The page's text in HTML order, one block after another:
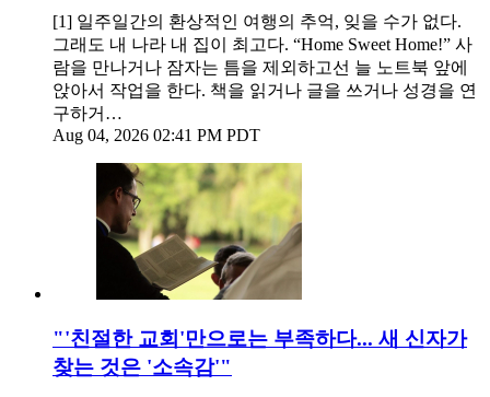
[1] 일주일간의 환상적인 여행의 추억, 잊을 수가 없다.
그래도 내 나라 내 집이 최고다. “Home Sweet Home!” 사
람을 만나거나 잠자는 틈을 제외하고선 늘 노트북 앞에
앉아서 작업을 한다. 책을 읽거나 글을 쓰거나 성경을 연
구하거…
Aug 04, 2026 02:41 PM PDT
"'친절한 교회'만으로는 부족하다... 새 신자가
찾는 것은 '소속감'"